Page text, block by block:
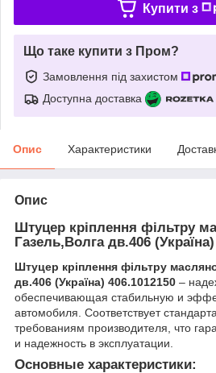
Купити з
Що таке купити з Пром?
Замовлення під захистом
Доступна доставка
Опис Характеристики
Опис
Штуцер кріплення фільтру
Газель,Волга дв.406
Штуцер кріплення фільтру
дв.406 (Україна) 406.1012150 –
обеспечивающая стабильную и
автомобиля. Соответствует
требованиям производителя, что
и надежность в эксплуатации.
Основные характеристики: